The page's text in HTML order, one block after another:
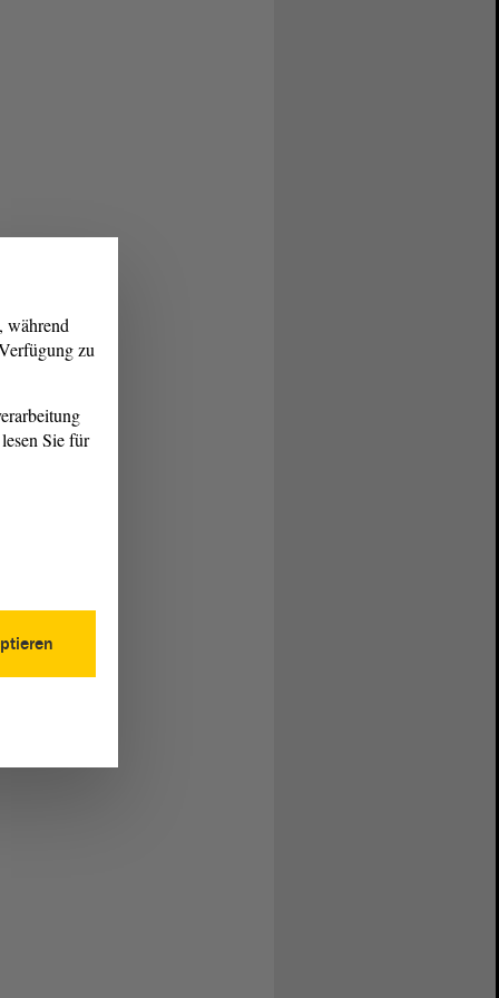
während
zu
Sie für